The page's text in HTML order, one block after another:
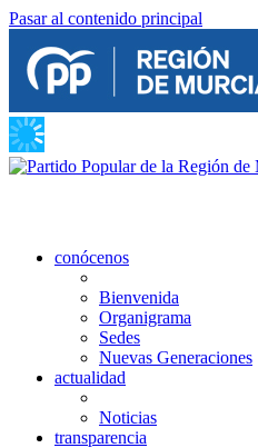
Pasar al contenido principal
conócenos
Bienvenida
Organigrama
Sedes
Nuevas Generaciones
actualidad
Noticias
transparencia